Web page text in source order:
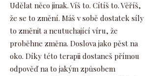
Udělat něco jinak. Víš to. Cítíš to. Věříš,
že se to změní. Máš v sobě dostatek síly
to změnit a neutuchající víru, že
proběhne změna. Doslova jako pěst na
oko. Díky této terapii dostaneš přímou
odpověď na to jakým způsobem